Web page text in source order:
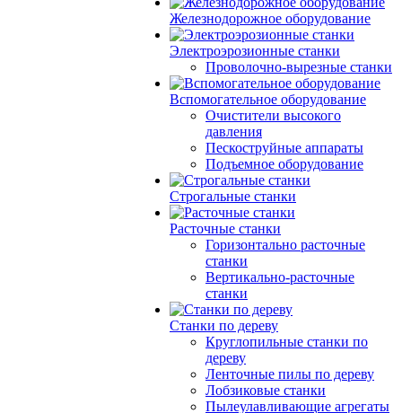
Железнодорожное оборудование
Электроэрозионные станки
Проволочно-вырезные станки
Вспомогательное оборудование
Очистители высокого
давления
Пескоструйные аппараты
Подъемное оборудование
Строгальные станки
Расточные станки
Горизонтально расточные
станки
Вертикально-расточные
станки
Станки по дереву
Круглопильные станки по
дереву
Ленточные пилы по дереву
Лобзиковые станки
Пылеулавливающие агрегаты